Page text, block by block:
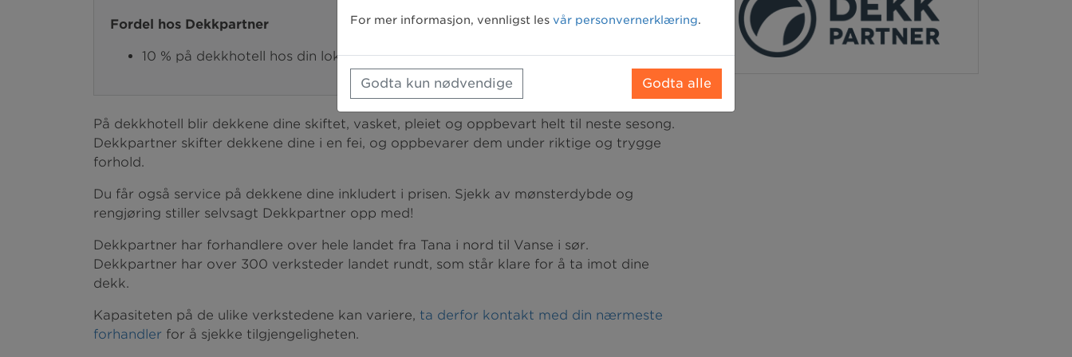
Fordel hos Dekkpartner
10 % på dekkhotell hos din lokale Dekkpartner-forhandler
På dekkhotell blir dekkene dine skiftet, vasket, pleiet og oppbevart helt til neste sesong.
Dekkpartner skifter dekkene dine i en fei, og oppbevarer dem under riktige og trygge
forhold.
Du får også service på dekkene dine inkludert i prisen. Sjekk av mønsterdybde og
rengjøring stiller selvsagt Dekkpartner opp med!
Dekkpartner har forhandlere over hele landet fra Tana i nord til Vanse i sør.
Dekkpartner har over 300 verksteder landet rundt, som står klare for å ta imot dine
dekk.
Kapasiteten på de ulike verkstedene kan variere, ta derfor kontakt med din nærmeste
forhandler for å sjekke tilgjengeligheten.
For mer informasjon, vennligst les vår personvernerklæring.
Godta kun nødvendige Godta alle